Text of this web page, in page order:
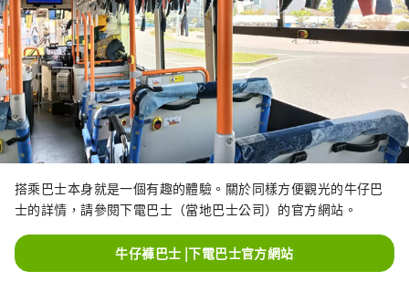
搭乘巴士本身就是一個有趣的體驗。關於同樣方便觀光的牛仔巴
士的詳情，請參閱下電巴士（當地巴士公司）的官方網站。
牛仔褲巴士 |下電巴士官方網站